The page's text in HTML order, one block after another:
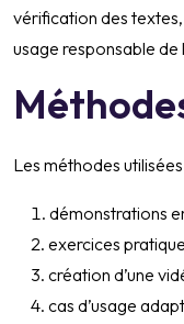
vérification des
usage responsable de
Les méthodes
démonstrations
exercices
création d’une
cas d’usage